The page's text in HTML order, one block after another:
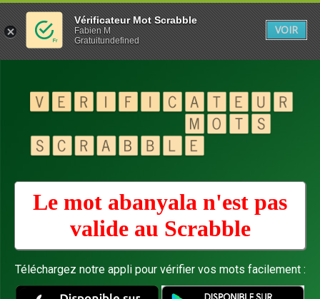
Le mot abanyala n'est pas
valide au Scrabble
Téléchargez notre appli pour vérifier vos mots facilement :
Vérificateur Mot Scrabble
Fabien M
Gratuitundefined
VOIR